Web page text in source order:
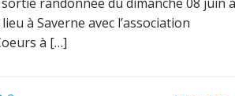
à Saverne avec l’association
à […]